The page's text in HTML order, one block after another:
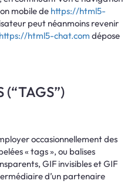
mobile de https://html5-
peut néanmoins revenir
https://html5-chat.com dépose
(“TAGS”)
occasionnellement des
« tags », ou balises
GIF invisibles et GIF
d’un partenaire